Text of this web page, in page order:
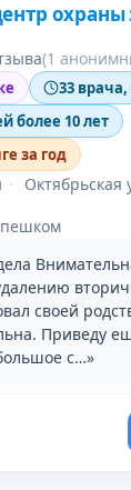
охраны
(1
33
более 10 лет
за год
·
своей
Приведу
с…»